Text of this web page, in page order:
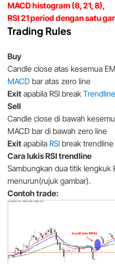
MACD histogram (8, 21, 8),
RSI 21 period dengan satu
Trading Rules
Buy
Candle close atas kesemua
MACD bar atas zero line
Exit apabila RSI break Trendline
Sell
Candle close di bawah
MACD bar di bawah zero line
Exit apabila RSI break
Cara lukis RSI trendline
Sambungkan dua titik lengkuk
menurun(rujuk gambar).
Contoh trade: